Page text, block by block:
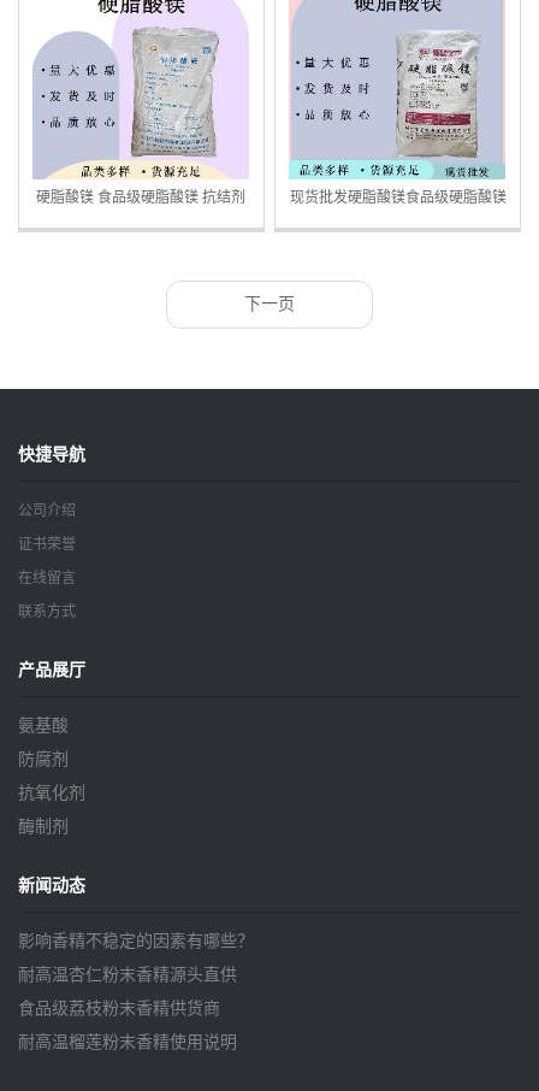
硬脂酸镁 食品级硬脂酸镁 抗结剂
压片糖果 欢迎洽谈
现货批发硬脂酸镁食品级硬脂酸镁
辅料压片 滑助流剂
下一页
快捷导航
公司介绍
证书荣誉
在线留言
联系方式
产品展厅
氨基酸
防腐剂
抗氧化剂
酶制剂
新闻动态
影响香精不稳定的因素有哪些？
耐高温杏仁粉末香精源头直供
食品级荔枝粉末香精供货商
耐高温榴莲粉末香精使用说明